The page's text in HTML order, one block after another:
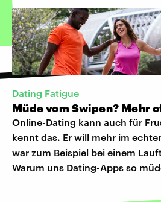
Dating Fatigue
Müde vom Swipen? Mehr
Online-Dating kann auch für
kennt das. Er will mehr im
war zum Beispiel bei einem
Warum uns Dating-Apps so